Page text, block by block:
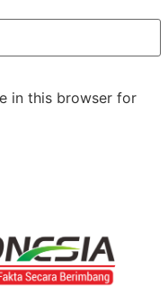
in this browser for